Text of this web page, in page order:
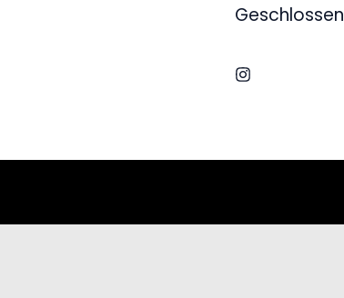
Geschlossen